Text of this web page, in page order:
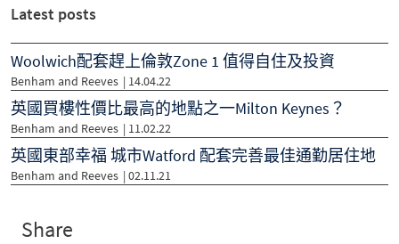
Latest posts
Woolwich配套趕上倫敦Zone 1 值得自住及投資
Benham and Reeves | 14.04.22
英國買樓性價比最高的地點之一Milton Keynes？
Benham and Reeves | 11.02.22
英國東部幸福 城市Watford 配套完善最佳通勤居住地
Benham and Reeves | 02.11.21
Share